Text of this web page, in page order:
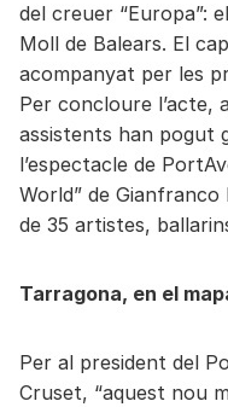
del creuer “Europa”:
Moll de Balears. El
acompanyat per les
Per concloure l’acte,
assistents han pogut
l’espectacle de
World” de
de 35 artistes,
Tarragona, en el
Per al president del
Cruset, “aquest nou